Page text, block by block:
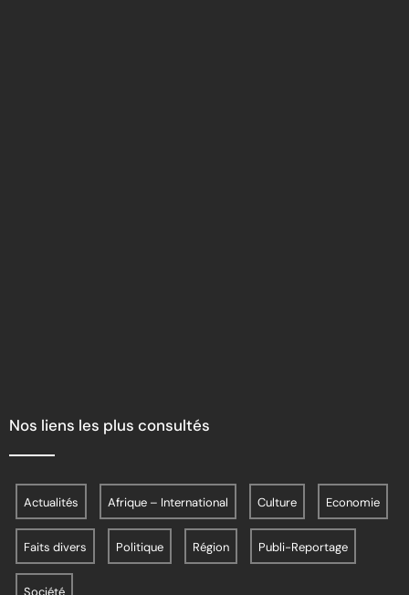
Nos liens les plus consultés
Actualités Afrique – International Culture Economie
Faits divers Politique Région Publi-Reportage